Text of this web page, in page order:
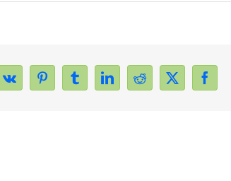
Facebook
X
Reddit
LinkedIn
Tumblr
Pinterest
Vk